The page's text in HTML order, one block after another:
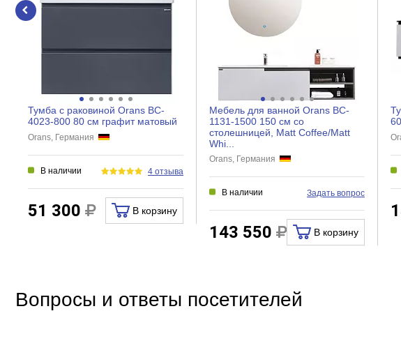
Тумба с раковиной Orans BC-
4023-800 80 см графит матовый
Orans, Германия
В наличии 4 отзыва
51 300 В корзину
Мебель для ванной Orans BC-
1131-1500 150 см со
столешницей, Matt Coffee/Matt
Whi...
Orans, Германия
В наличии Задать вопрос
143 550 В корзину
Вопросы и ответы посетителей